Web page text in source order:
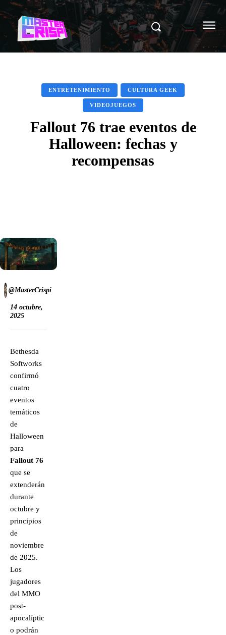
ENTRETENIMIENTO CULTURA GEEK
VIDEOJUEGOS
Fallout 76 trae eventos de
Halloween: fechas y
recompensas
@MasterCrispi
14 octubre,
2025
Bethesda
Softworks
confirmó
cuatro
eventos
temáticos
de
Halloween
para
Fallout 76
que se
extenderán
durante
octubre y
principios
de
noviembre
de 2025.
Los
jugadores
del MMO
post-
apocalíptic
o podrán